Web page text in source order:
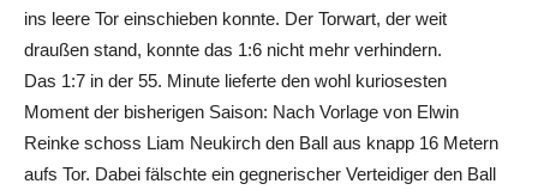
ins leere Tor einschieben konnte. Der Torwart, der weit
draußen stand, konnte das 1:6 nicht mehr verhindern.
Das 1:7 in der 55. Minute lieferte den wohl kuriosesten
Moment der bisherigen Saison: Nach Vorlage von Elwin
Reinke schoss Liam Neukirch den Ball aus knapp 16 Metern
aufs Tor. Dabei fälschte ein gegnerischer Verteidiger den Ball